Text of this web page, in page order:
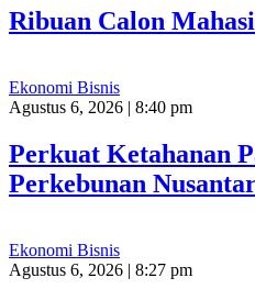
Ribuan Calon
Ekonomi Bisnis
Agustus 6, 2026 | 8:40 pm
Perkuat Ketahanan
Perkebunan
Ekonomi Bisnis
Agustus 6, 2026 | 8:27 pm